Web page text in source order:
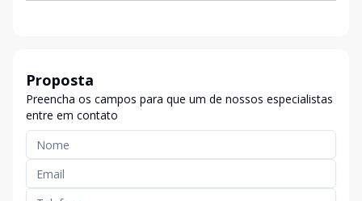
Proposta
Preencha os campos para que um de nossos especialistas
entre em contato